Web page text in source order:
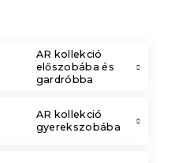
AR kollekció
előszobába és
gardróbba
AR kollekció
gyerekszobába